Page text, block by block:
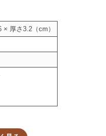
厚さ3.2（cm）